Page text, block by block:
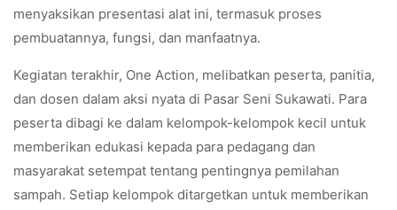
menyaksikan presentasi alat ini, termasuk proses
pembuatannya, fungsi, dan manfaatnya.
Kegiatan terakhir, One Action, melibatkan peserta, panitia,
dan dosen dalam aksi nyata di Pasar Seni Sukawati. Para
peserta dibagi ke dalam kelompok-kelompok kecil untuk
memberikan edukasi kepada para pedagang dan
masyarakat setempat tentang pentingnya pemilahan
sampah. Setiap kelompok ditargetkan untuk memberikan